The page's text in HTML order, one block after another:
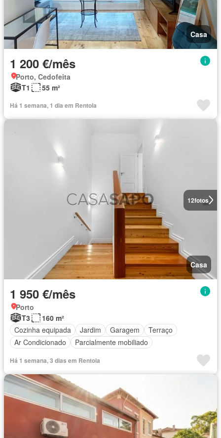
Casa
1 200 €/mês
Porto, Cedofeita
T1
55 m²
Há 1 semana, 1 dia em Rentola
12fotos
Casa
1 950 €/mês
Porto
T3
160 m²
Cozinha equipada
Jardim Garagem
Terraço
Ar Condicionado
Parcialmente mobiliado
Há 1 semana, 3 dias em Rentola